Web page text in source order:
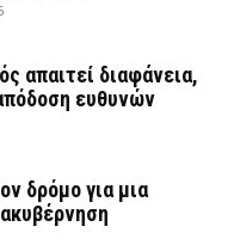
απαιτεί διαφάνεια,
ευθυνών
δρόμο για μια